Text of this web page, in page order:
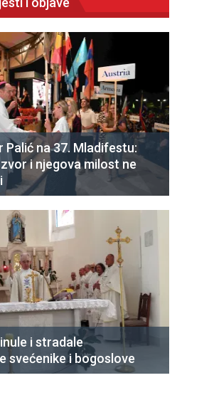
Palić na 37. Mladifestu:
i njegova milost ne
i stradale
svećenike i bogoslove